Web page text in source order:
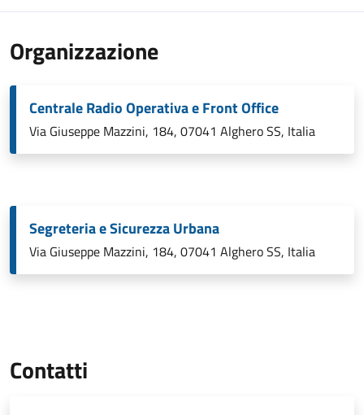
Organizzazione
Centrale Radio Operativa e Front Office
Via Giuseppe Mazzini, 184, 07041 Alghero SS, Italia
Segreteria e Sicurezza Urbana
Via Giuseppe Mazzini, 184, 07041 Alghero SS, Italia
Contatti